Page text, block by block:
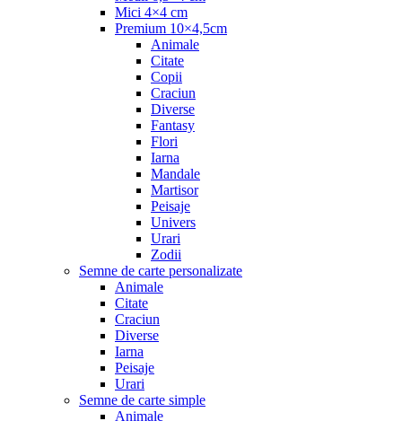
Mici 4×4 cm
Premium 10×4,5cm
Animale
Citate
Copii
Craciun
Diverse
Fantasy
Flori
Iarna
Mandale
Martisor
Peisaje
Univers
Urari
Zodii
Semne de carte personalizate
Animale
Citate
Craciun
Diverse
Iarna
Peisaje
Urari
Semne de carte simple
Animale